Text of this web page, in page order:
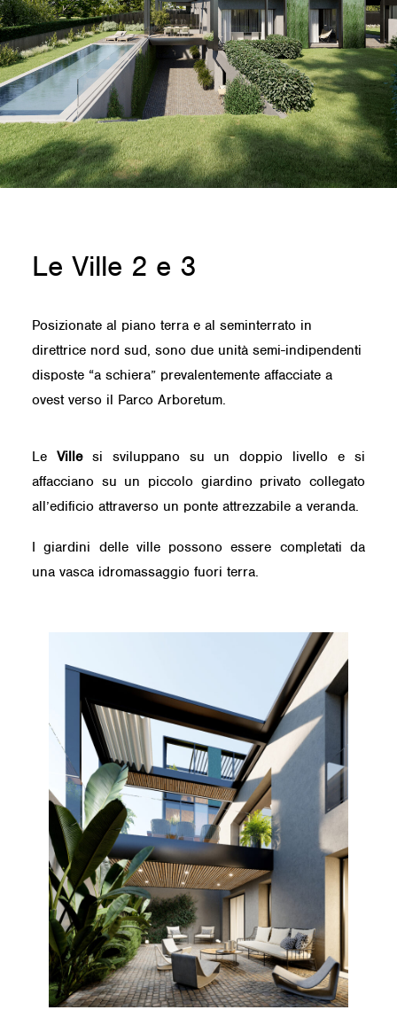
Le Ville 2 e 3
Posizionate al piano terra e al seminterrato in
direttrice nord sud, sono due unità semi-indipendenti
disposte “a schiera” prevalentemente affacciate a
ovest verso il Parco Arboretum.
Le Villesi sviluppano su un doppio livello e si
affacciano su un piccolo giardino privato collegato
all’edificio attraverso un ponte attrezzabile a veranda.
I giardini delle ville possono essere completati da
una vasca idromassaggio fuori terra.